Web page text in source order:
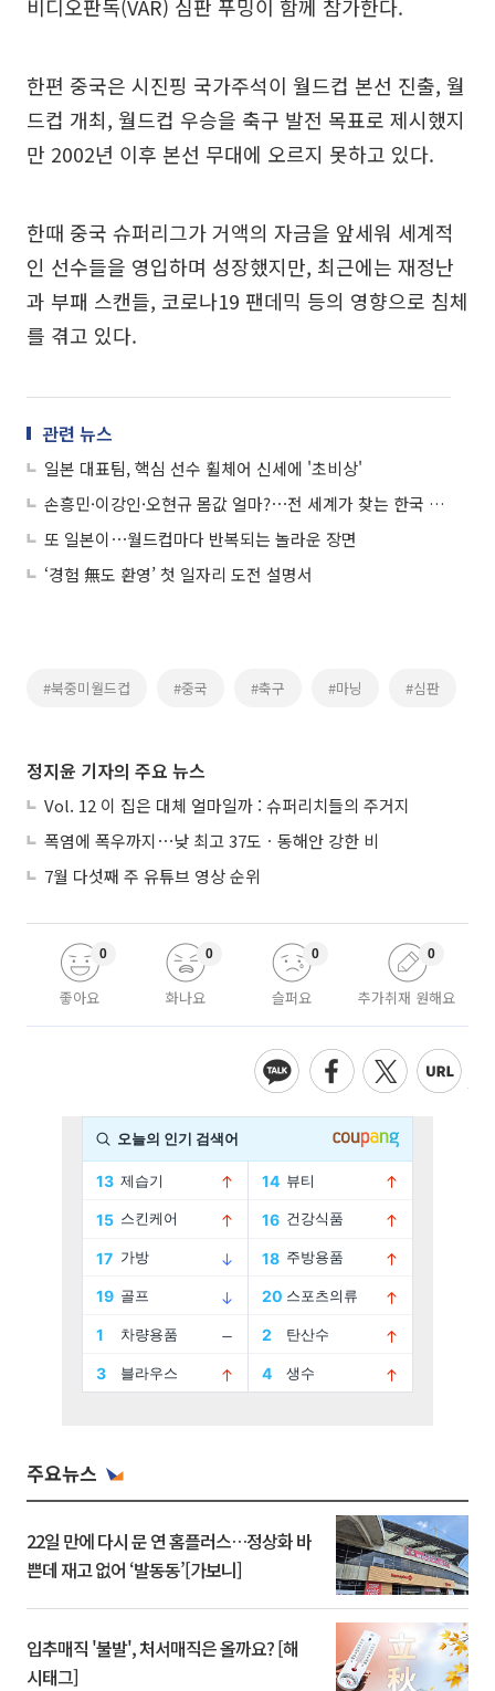
비디오판독(VAR) 심판 푸밍이 함께 참가한다.
한편 중국은 시진핑 국가주석이 월드컵 본선 진출, 월
드컵 개최, 월드컵 우승을 축구 발전 목표로 제시했지
만 2002년 이후 본선 무대에 오르지 못하고 있다.
한때 중국 슈퍼리그가 거액의 자금을 앞세워 세계적
인 선수들을 영입하며 성장했지만, 최근에는 재정난
과 부패 스캔들, 코로나19 팬데믹 등의 영향으로 침체
를 겪고 있다.
관련 뉴스
일본 대표팀, 핵심 선수 휠체어 신세에 '초비상'
손흥민·이강인·오현규 몸값 얼마?⋯전 세계가 찾는 한국 선수들
또 일본이⋯월드컵마다 반복되는 놀라운 장면
‘경험 無도 환영’ 첫 일자리 도전 설명서
#북중미월드컵 #중국 #축구 #마닝 #심판
정지윤 기자의 주요 뉴스
Vol. 12 이 집은 대체 얼마일까 : 슈퍼리치들의 주거지
폭염에 폭우까지⋯낮 최고 37도ㆍ동해안 강한 비
7월 다섯째 주 유튜브 영상 순위
좋아요
0
화나요
0
슬퍼요
0
추가취재 원해요
0
주요뉴스
22일 만에 다시 문 연 홈플러스…정상화 바
쁜데 재고 없어 ‘발동동’[가보니]
입추매직 '불발', 처서매직은 올까요? [해
시태그]